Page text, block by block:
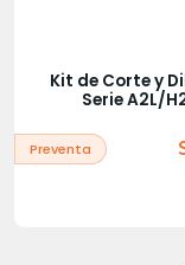
Kit de Corte y
Serie A2L/
Preventa